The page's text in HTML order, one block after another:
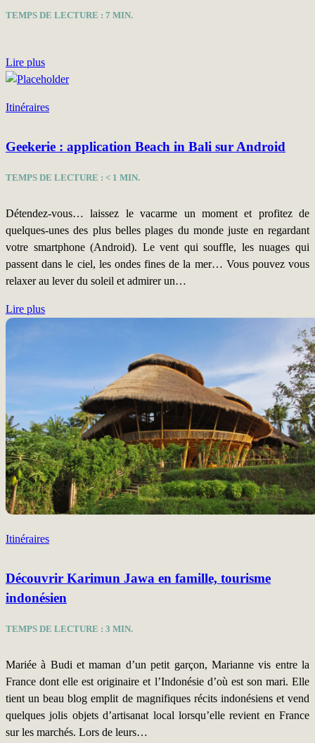
TEMPS DE LECTURE : 7 MIN.
Lire plus
Itinéraires
Geekerie : application Beach in Bali sur Android
TEMPS DE LECTURE : < 1 MIN.
Détendez-vous… laissez le vacarme un moment et profitez de
quelques-unes des plus belles plages du monde juste en regardant
votre smartphone (Android). Le vent qui souffle, les nuages qui
passent dans le ciel, les ondes fines de la mer… Vous pouvez vous
relaxer au lever du soleil et admirer un…
Lire plus
Itinéraires
Découvrir Karimun Jawa en famille, tourisme
indonésien
TEMPS DE LECTURE : 3 MIN.
Mariée à Budi et maman d’un petit garçon, Marianne vis entre la
France dont elle est originaire et l’Indonésie d’où est son mari. Elle
tient un beau blog emplit de magnifiques récits indonésiens et vend
quelques jolis objets d’artisanat local lorsqu’elle revient en France
sur les marchés. Lors de leurs…